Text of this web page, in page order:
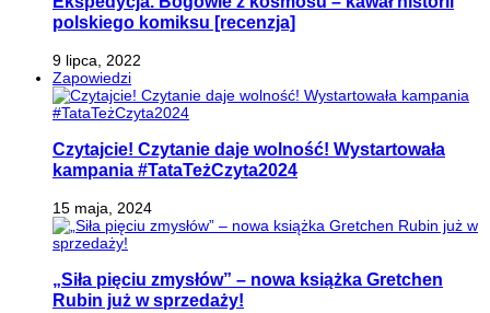
polskiego komiksu [recenzja]
9 lipca, 2022
Zapowiedzi
Czytajcie! Czytanie daje wolność! Wystartowała
kampania #TataTeżCzyta2024
15 maja, 2024
„Siła pięciu zmysłów” – nowa książka Gretchen
Rubin już w sprzedaży!